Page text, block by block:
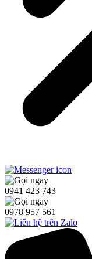
0941 423 743
0978 957 561